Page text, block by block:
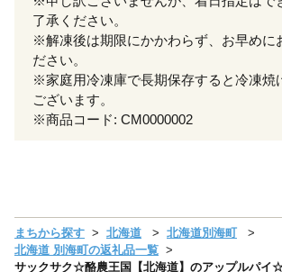
了承ください。
※解凍後は期限にかかわらず、お早めに
ださい。
※家庭用冷凍庫で長期保存すると冷凍焼
ございます。
※商品コード: CM0000002
まちから探す 北海道
北海道別海町
北海道 別海町の返礼品一覧
サックサク☆酪農王国【北海道】のアップルパイ